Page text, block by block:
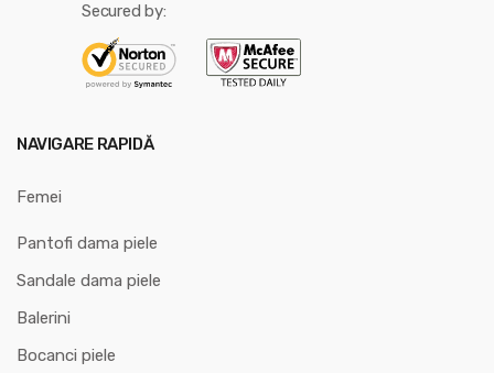
Secured by:
NAVIGARE RAPIDĂ
Femei
Pantofi dama piele
Sandale dama piele
Balerini
Bocanci piele